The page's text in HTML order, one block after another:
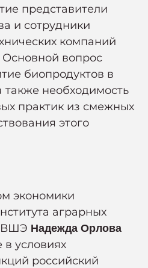
представители
и сотрудники
компаний
Основной вопрос
биопродуктов в
также необходимость
практик из смежных
этого
экономики
аграрных
ВШЭ Надежда Орлова
в условиях
российский